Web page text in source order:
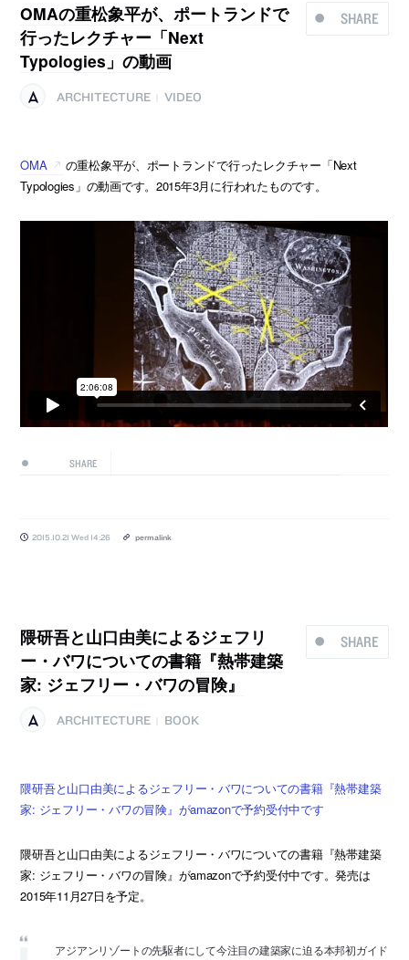
SHARE
OMAの重松象平が、ポートランドで
行ったレクチャー「Next
Typologies」の動画
ARCHITECTURE VIDEO
OMA
の重松象平が、ポートランドで行ったレクチャー「Next
Typologies」の動画です。2015年3月に行われたものです。
SHARE
2015.10.21 Wed 14:26 permalink
SHARE
隈研吾と山口由美によるジェフリ
ー・バワについての書籍『熱帯建築
家: ジェフリー・バワの冒険』
ARCHITECTURE BOOK
隈研吾と山口由美によるジェフリー・バワについての書籍『熱帯建築
家: ジェフリー・バワの冒険』がamazonで予約受付中です
隈研吾と山口由美によるジェフリー・バワについての書籍『熱帯建築
家: ジェフリー・バワの冒険』がamazonで予約受付中です。発売は
2015年11月27日を予定。
アジアンリゾートの先駆者にして今注目の建築家に迫る本邦初ガイド